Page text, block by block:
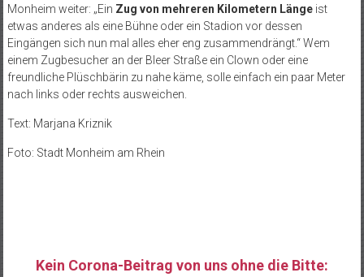
Monheim weiter: „Ein Zug von mehreren Kilometern Längeist
etwas anderes als eine Bühne oder ein Stadion vor dessen
Eingängen sich nun mal alles eher eng zusammendrängt.“ Wem
einem Zugbesucher an der Bleer Straße ein Clown oder eine
freundliche Plüschbärin zu nahe käme, solle einfach ein paar Meter
nach links oder rechts ausweichen.
Text: Marjana Kriznik
Foto: Stadt Monheim am Rhein
Kein Corona-Beitrag von uns ohne die Bitte: